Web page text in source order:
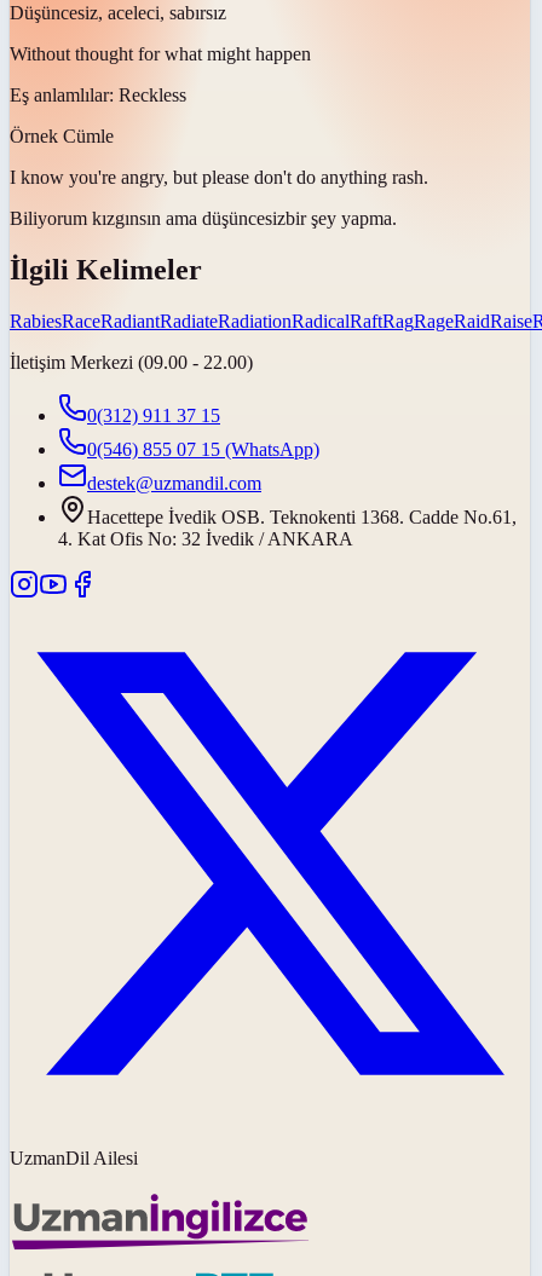
Düşüncesiz, aceleci, sabırsız
Without thought for what might happen
Eş anlamlılar: Reckless
Örnek Cümle
I know you're angry, but please don't do anything rash.
Biliyorum kızgınsın ama düşüncesizbir şey yapma.
İlgili Kelimeler
RabiesRaceRadiantRadiateRadiationRadicalRaftRagRageRaidRaise
İletişim Merkezi (09.00 - 22.00)
0(312) 911 37 15
0(546) 855 07 15 (WhatsApp)
destek@uzmandil.com
Hacettepe İvedik OSB. Teknokenti 1368. Cadde No.61,
4. Kat Ofis No: 32 İvedik / ANKARA
UzmanDil Ailesi